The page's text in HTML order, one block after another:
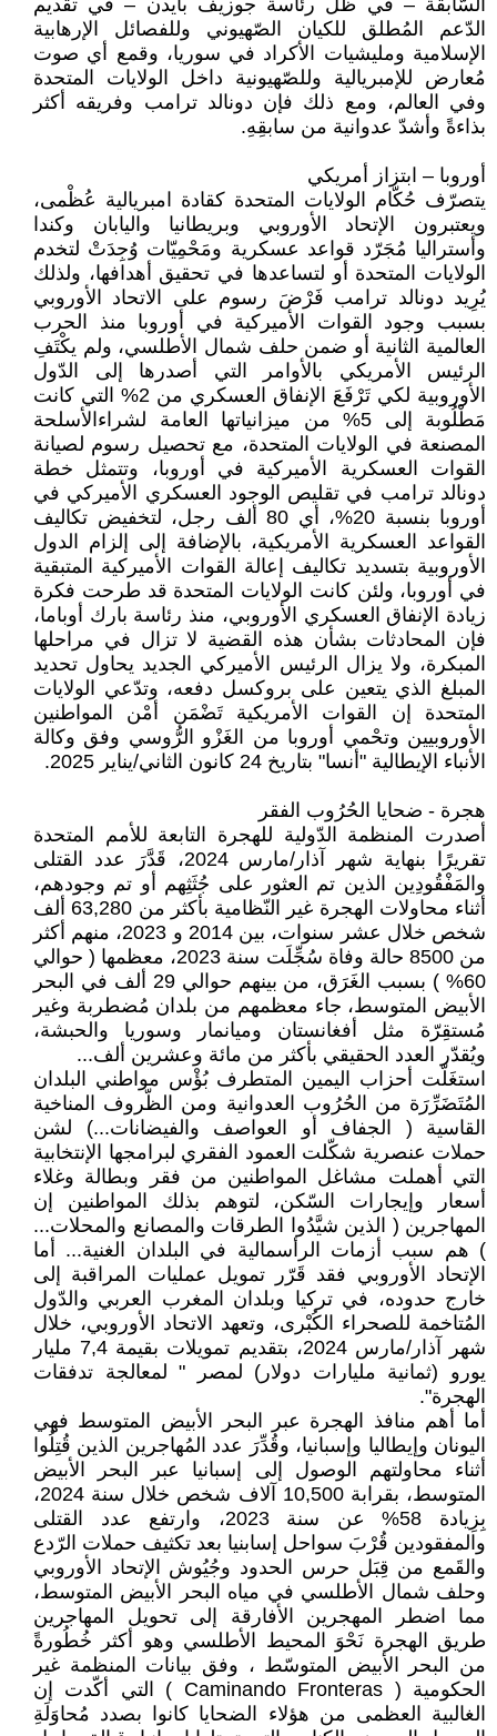
السّابقة – في ظل رئاسة جوزيف بايدن – في تقديم
الدّعم المُطلق للكيان الصّهيوني وللفصائل الإرهابية
الإسلامية ومليشيات الأكراد في سوريا، وقمع أي صوت
مُعارض للإمبريالية وللصّهيونية داخل الولايات المتحدة
وفي العالم، ومع ذلك فإن دونالد ترامب وفريقه أكثر
بذاءةً وأشدّ عدوانية من سابقِهِ.
أوروبا – ابتزاز أمريكي
يتصرّف حُكّام الولايات المتحدة كقادة امبريالية عُظْمى،
ويعتبرون الإتحاد الأوروبي وبريطانيا واليابان وكندا
وأستراليا مُجَرّد قواعد عسكرية ومَحْمِيّات وُجِدَتْ لتخدم
الولايات المتحدة أو لتساعدها في تحقيق أهدافها، ولذلك
يُرِيد دونالد ترامب فَرْضَ رسوم على الاتحاد الأوروبي
بسبب وجود القوات الأميركية في أوروبا منذ الحرب
العالمية الثانية أو ضمن حلف شمال الأطلسي، ولم يكْتَفِ
الرئيس الأمريكي بالأوامر التي أصدرها إلى الدّول
الأوروبية لكي تَرْفَعَ الإنفاق العسكري من 2% التي كانت
مَطْلُوبة إلى 5% من ميزانياتها العامة لشراءالأسلحة
المصنعة في الولايات المتحدة، مع تحصيل رسوم لصيانة
القوات العسكرية الأميركية في أوروبا، وتتمثل خطة
دونالد ترامب في تقليص الوجود العسكري الأميركي في
أوروبا بنسبة 20%، أي 80 ألف رجل، لتخفيض تكاليف
القواعد العسكرية الأمريكية، بالإضافة إلى إلزام الدول
الأوروبية بتسديد تكاليف إعالة القوات الأميركية المتبقية
في أوروبا، ولئن كانت الولايات المتحدة قد طرحت فكرة
زيادة الإنفاق العسكري الأوروبي، منذ رئاسة بارك أوباما،
فإن المحادثات بشأن هذه القضية لا تزال في مراحلها
المبكرة، ولا يزال الرئيس الأميركي الجديد يحاول تحديد
المبلغ الذي يتعين على بروكسل دفعه، وتدّعي الولايات
المتحدة إن القوات الأمريكية تَضْمَن أمْن المواطنين
الأوروبيين وتحْمي أوروبا من الغَزْو الرُّوسي وفق وكالة
الأنباء الإيطالية "أنسا" بتاريخ 24 كانون الثاني/يناير 2025.
هجرة - ضحايا الحُرُوب الفقر
أصدرت المنظمة الدّولية للهجرة التابعة للأمم المتحدة
تقريرًا بنهاية شهر آذار/مارس 2024، قَدَّرَ عدد القتلى
والمَفْقُودِين الذين تم العثور على جُثَثِهم أو تم وجودهم،
أثناء محاولات الهجرة غير النّظامية بأكثر من 63,280 ألف
شخص خلال عشر سنوات، بين 2014 و 2023، منهم أكثر
من 8500 حالة وفاة سُجِّلَت سنة 2023، معظمها ( حوالي
60% ) بسبب الغَرَق، من بينهم حوالي 29 ألف في البحر
الأبيض المتوسط، جاء معظمهم من بلدان مُضطربة وغير
مُستقِرّة مثل أفغانستان وميانمار وسوريا والحبشة،
ويُقدّر العدد الحقيقي بأكثر من مائة وعشرين ألف...
استغَلّت أحزاب اليمين المتطرف بُؤْس مواطني البلدان
المُتَضَرِّرَة من الحُرُوب العدوانية ومن الظّروف المناخية
القاسية ( الجفاف أو العواصف والفيضانات...) لشن
حملات عنصرية شكّلت العمود الفقري لبرامجها الإنتخابية
التي أهملت مشاغل المواطنين من فقر وبطالة وغلاء
أسعار وإيجارات السّكن، لتوهم بذلك المواطنين إن
المهاجرين ( الذين شيَّدُوا الطرقات والمصانع والمحلات...
) هم سبب أزمات الرأسمالية في البلدان الغنية... أما
الإتحاد الأوروبي فقد قَرّر تمويل عمليات المراقبة إلى
خارج حدوده، في تركيا وبلدان المغرب العربي والدّول
المُتاخمة للصحراء الكُبْرى، وتعهد الاتحاد الأوروبي، خلال
شهر آذار/مارس 2024، بتقديم تمويلات بقيمة 7,4 مليار
يورو (ثمانية مليارات دولار) لمصر " لمعالجة تدفقات
الهجرة".
أما أهم منافذ الهجرة عبر البحر الأبيض المتوسط فهي
اليونان وإيطاليا وإسبانيا، وقُدِّرَ عدد المُهاجرين الذين قُتِلُوا
أثناء محاولتهم الوصول إلى إسبانيا عبر البحر الأبيض
المتوسط، بقرابة 10,500 آلاف شخص خلال سنة 2024،
بِزِيادة 58% عن سنة 2023، وارتفع عدد القتلى
والمفقودين قُرْبَ سواحل إسابنيا بعد تكثيف حملات الرّدع
والقَمع من قِبَل حرس الحدود وجُيُوش الإتحاد الأوروبي
وحلف شمال الأطلسي في مياه البحر الأبيض المتوسط،
مما اضطر المهجرين الأفارقة إلى تحويل المهاجرين
طريق الهجرة نَحْوَ المحيط الأطلسي وهو أكثر خُطُورةً
من البحر الأبيض المتوسّط ، وفق بيانات المنظمة غير
الحكومية ( Caminando Fronteras ) التي أكّدت إن
الغالبية العظمى من هؤلاء الضحايا كانوا بصدد مُحاوَلَةِ